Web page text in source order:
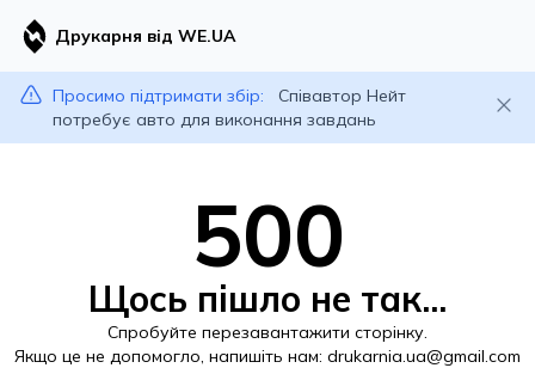
Друкарня від WE.UA
Просимо підтримати збір:
Співавтор Нейт
потребує авто для виконання завдань
500
Щось пішло не так...
Спробуйте перезавантажити сторінку.
Якщо це не допомогло, напишіть нам: drukarnia.ua@gmail.com